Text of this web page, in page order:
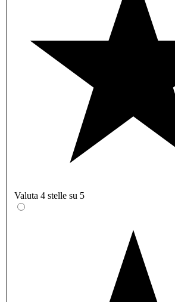
Valuta 4 stelle su 5